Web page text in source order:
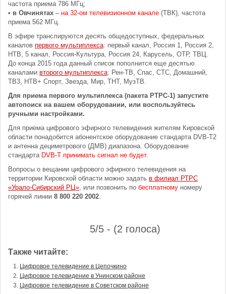
частота приема 786 МГц;
• в Овчинятах – на 32-ом телевизионном канале (ТВК), частота
приема 562 МГц.
В эфире транслируются десять общедоступных, федеральных
каналов первого мультиплекса: первый канал, Россия 1, Россия 2,
НТВ, 5 канал, Россия-Культура, Россия 24, Карусель, ОТР, ТВЦ.
До конца 2015 года данный список пополнится еще десятью
каналами второго мультиплекса: Рен-ТВ, Спас, СТС, Домашний,
ТВ3, НТВ+ Спорт, Звезда, Мир, ТНТ, МузТВ.
Для приема первого мультиплекса (пакета РТРС-1) запустите
автопоиск на вашем оборудовании, или воспользуйтесь
ручными настройками.
Для приема цифрового эфирного телевидения жителям Кировской
области понадобится абонентское оборудование стандарта DVB-T2
и антенна дециметрового (ДМВ) диапазона. Оборудование
стандарта DVB-T принимать сигнал не будет.
Вопросы о вещании цифрового эфирного телевидения на
территории Кировской области можно задать в филиал РТРС
«Урало-Сибирский РЦ», или позвонить по бесплатному номеру
горячей линии 8 800 220 2002.
5/5 - (2 голоса)
Также читайте:
Цифровое телевидение в Цепочкино
Цифровое телевидение в Унинском районе
Цифровое телевидение в Советском районе